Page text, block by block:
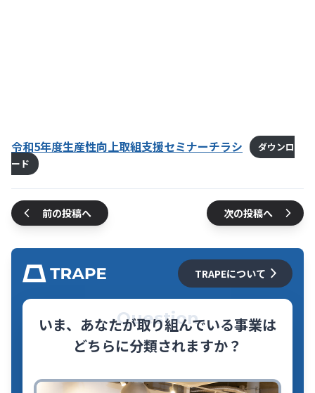
令和5年度生産性向上取組支援セミナーチラシ
ダウンロ
ード
前の投稿へ 次の投稿へ
TRAPEについて
Question
いま、あなたが取り組んでいる事業は
どちらに分類されますか？